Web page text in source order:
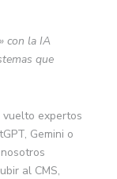
con la IA
que
vuelto expertos
Gemini o
al CMS,